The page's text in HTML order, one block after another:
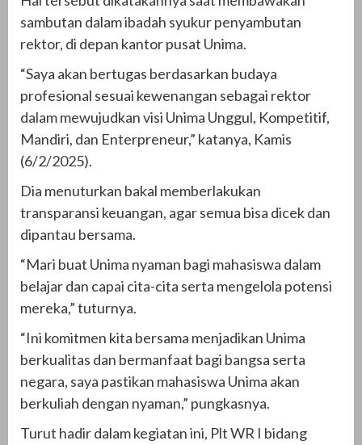
sambutan dalam ibadah syukur penyambutan
rektor, di depan kantor pusat Unima.
“Saya akan bertugas berdasarkan budaya
profesional sesuai kewenangan sebagai rektor
dalam mewujudkan visi Unima Unggul, Kompetitif,
Mandiri, dan Enterpreneur,” katanya, Kamis
(6/2/2025).
Dia menuturkan bakal memberlakukan
transparansi keuangan, agar semua bisa dicek dan
dipantau bersama.
“Mari buat Unima nyaman bagi mahasiswa dalam
belajar dan capai cita-cita serta mengelola potensi
mereka,” tuturnya.
“Ini komitmen kita bersama menjadikan Unima
berkualitas dan bermanfaat bagi bangsa serta
negara, saya pastikan mahasiswa Unima akan
berkuliah dengan nyaman,” pungkasnya.
Turut hadir dalam kegiatan ini, Plt WR I bidang